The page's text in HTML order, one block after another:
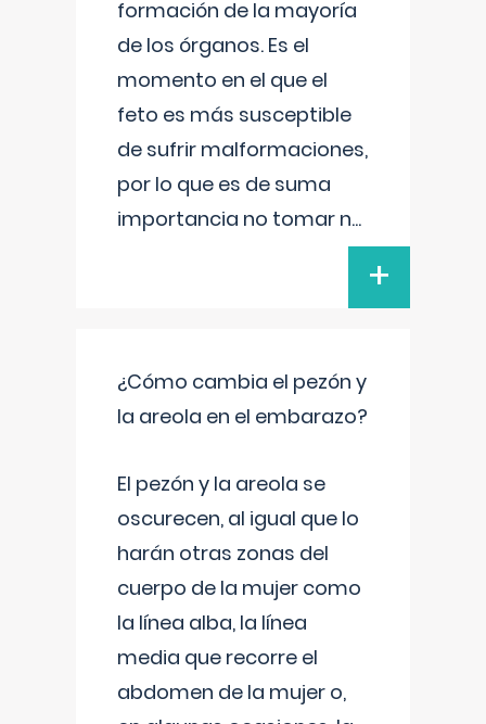
formación de la mayoría
de los órganos. Es el
momento en el que el
feto es más susceptible
de sufrir malformaciones,
por lo que es de suma
importancia no tomar n...
+
¿Cómo cambia el pezón y
la areola en el embarazo?
El pezón y la areola se
oscurecen, al igual que lo
harán otras zonas del
cuerpo de la mujer como
la línea alba, la línea
media que recorre el
abdomen de la mujer o,